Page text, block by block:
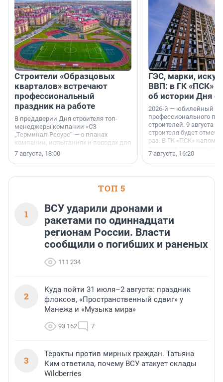
Строители «Образцовых
кварталов» встречают
профессиональный
праздник на работе
В преддверии Дня строителя топ-
менеджеры компании «СЗ
„Терминал-Ресурс“ — о планах
компании, испытаниях и поводах для
осторожного оптимизма.
7 августа, 18:00
ГЭС, марки,
ВВП: в ГК «ПСК»
об истории Дня
2026-й — юбилейный
профессионального
строителей. 9 августа
строителя будет
раз. В ГК «ПСК»
поменялась роль
7 августа, 16:20
ТОП 5
1
ВСУ ударили дронами и
ракетами по одиннадцати
регионам России. Власти
сообщили о погибших и раненых
111 234
2
Куда пойти 31 июля–2 августа: праздник
флоксов, «Пространственный сдвиг» у
Манежа и «Музыка мира»
93 162 7
3
Теракты против мирных граждан. Татьяна
Ким ответила, почему ВСУ атакует склады
Wildberries